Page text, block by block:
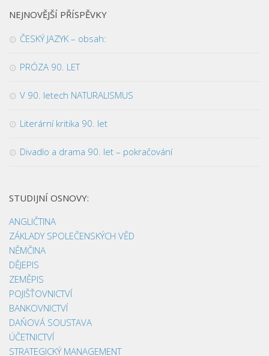
NEJNOVĚJŠÍ PŘÍSPĚVKY
ČESKÝ JAZYK – obsah:
PRÓZA 90. LET
V 90. letech NATURALISMUS
Literární kritika 90. let
Divadlo a drama 90. let – pokračování
STUDIJNÍ OSNOVY:
ANGLIČTINA
ZÁKLADY SPOLEČENSKÝCH VĚD
NĚMČINA
DĚJEPIS
ZEMĚPIS
POJIŠŤOVNICTVÍ
BANKOVNICTVÍ
DAŇOVÁ SOUSTAVA
ÚČETNICTVÍ
STRATEGICKÝ MANAGEMENT